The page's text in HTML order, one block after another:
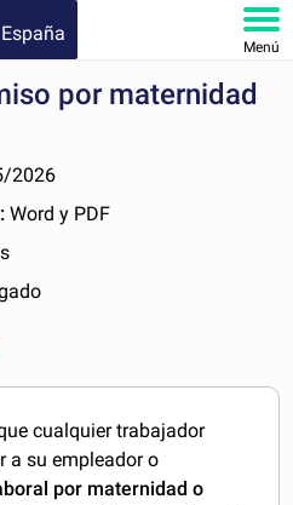
España
Menú
por maternidad
2026
Word y PDF
cualquier trabajador
a su empleador o
por maternidad o